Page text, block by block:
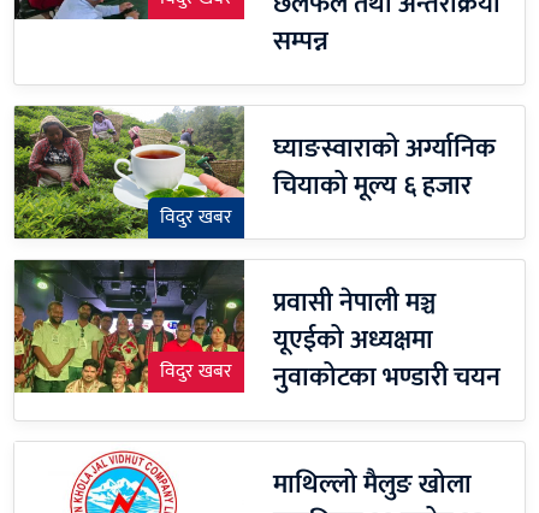
सम्पन्न
विदुर खबर
घ्याङस्वाराको अर्ग्यानिक
चियाको मूल्य ६ हजार
विदुर खबर
प्रवासी नेपाली मञ्च
यूएईको अध्यक्षमा
नुवाकोटका भण्डारी चयन
माथिल्लो मैलुङ खोला